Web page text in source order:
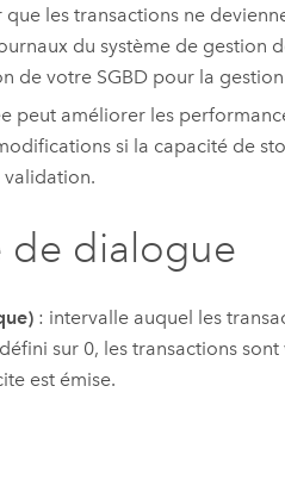
les transactions ne
du système de gestion
de votre SGBD pour la
peut améliorer les
si la capacité de
validation.
de dialogue
: intervalle auquel les
sur 0, les transactions sont
est émise.